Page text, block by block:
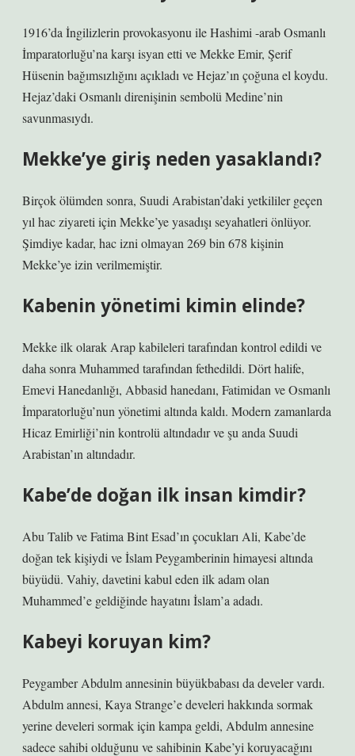
1916’da İngilizlerin provokasyonu ile Hashimi -arab Osmanlı
İmparatorluğu’na karşı isyan etti ve Mekke Emir, Şerif
Hüsenin bağımsızlığını açıkladı ve Hejaz’ın çoğuna el koydu.
Hejaz’daki Osmanlı direnişinin sembolü Medine’nin
savunmasıydı.
Mekke’ye giriş neden yasaklandı?
Birçok ölümden sonra, Suudi Arabistan’daki yetkililer geçen
yıl hac ziyareti için Mekke’ye yasadışı seyahatleri önlüyor.
Şimdiye kadar, hac izni olmayan 269 bin 678 kişinin
Mekke’ye izin verilmemiştir.
Kabenin yönetimi kimin elinde?
Mekke ilk olarak Arap kabileleri tarafından kontrol edildi ve
daha sonra Muhammed tarafından fethedildi. Dört halife,
Emevi Hanedanlığı, Abbasid hanedanı, Fatimidan ve Osmanlı
İmparatorluğu’nun yönetimi altında kaldı. Modern zamanlarda
Hicaz Emirliği’nin kontrolü altındadır ve şu anda Suudi
Arabistan’ın altındadır.
Kabe’de doğan ilk insan kimdir?
Abu Talib ve Fatima Bint Esad’ın çocukları Ali, Kabe’de
doğan tek kişiydi ve İslam Peygamberinin himayesi altında
büyüdü. Vahiy, davetini kabul eden ilk adam olan
Muhammed’e geldiğinde hayatını İslam’a adadı.
Kabeyi koruyan kim?
Peygamber Abdulm annesinin büyükbabası da develer vardı.
Abdulm annesi, Kaya Strange’e develeri hakkında sormak
yerine develeri sormak için kampa geldi, Abdulm annesine
sadece sahibi olduğunu ve sahibinin Kabe’yi koruyacağını